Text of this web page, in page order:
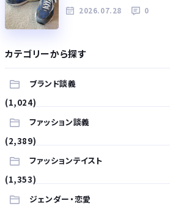
2026.07.28 0
カテゴリーから探す
ブランド談義
(1,024)
ファッション談義
(2,389)
ファッションテイスト
(1,353)
ジェンダー・恋愛